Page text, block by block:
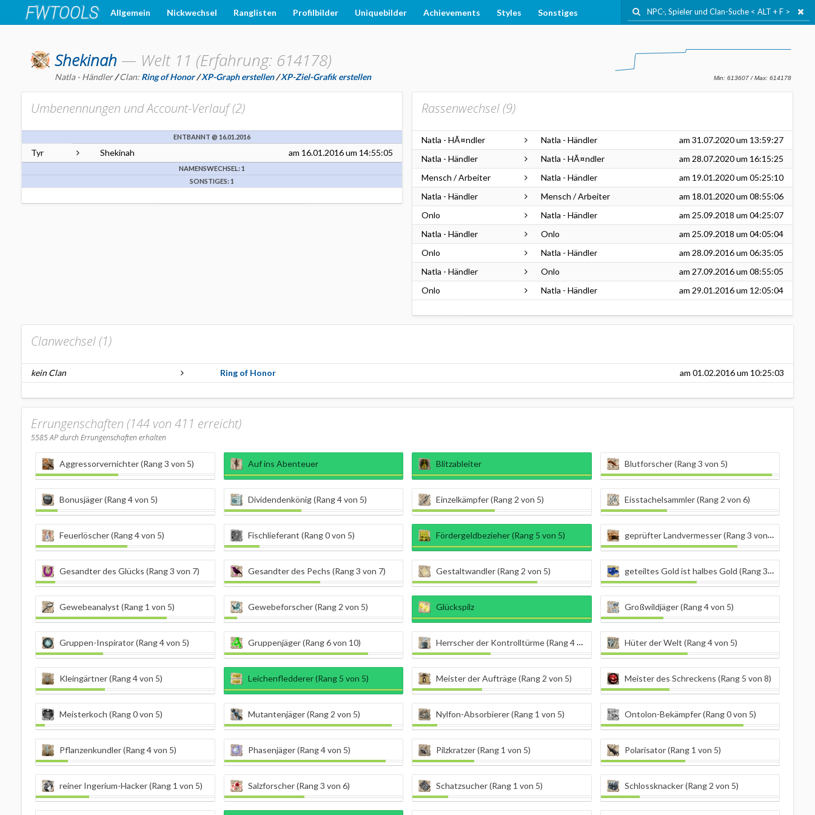
Allgemein Nickwechsel Ranglisten Profilbilder Uniquebilder Achievements Styles Sonstiges
Shekinah — Welt 11 (Erfahrung: 614178)
Natla - Händler/Clan: Ring of Honor /XP-Graph erstellen/XP-Ziel-Grafik erstellen
Umbenennungen und Account-Verlauf (2)
ENTBANNT @ 16.01.2016
Tyr Shekinah am 16.01.2016um 14:55:05
NAMENSWECHSEL: 1
SONSTIGES: 1
Rassenwechsel (9)
Natla - HÃ¤ndler Natla - Händler am 31.07.2020um 13:59:27
Natla - Händler
Natla - HÃ¤ndler am 28.07.2020um 16:15:25
Mensch / Arbeiter
Natla - Händler am 19.01.2020um 05:25:10
Natla - Händler
Mensch / Arbeiter am 18.01.2020um 08:55:06
Onlo
Natla - Händler am 25.09.2018 um 04:25:07
Natla - Händler
Onlo am 25.09.2018 um 04:05:04
Onlo
Natla - Händler am 28.09.2016um 06:35:05
Natla - Händler
Onlo am 27.09.2016um 08:55:05
Onlo
Natla - Händler am 29.01.2016um 12:05:04
Clanwechsel (1)
kein Clan Ring of Honor am 01.02.2016um 10:25:03
Errungenschaften (144 von 411 erreicht)
5585AP durch Errungenschaften erhalten
Aggressorvernichter (Rang 3 von 5) Auf ins Abenteuer Blitzableiter Blutforscher (Rang 3 von 5)
Bonusjäger (Rang 4 von 5) Dividendenkönig (Rang 4 von 5) Einzelkämpfer (Rang 2 von 5) Eisstachelsammler (Rang 2 von 6)
Feuerlöscher (Rang 4 von 5) Fischlieferant (Rang 0 von 5) Fördergeldbezieher (Rang 5 von 5) geprüfter Landvermesser (Rang 3 von 5)
Gesandter des Glücks (Rang 3 von 7) Gesandter des Pechs (Rang 3 von 7) Gestaltwandler (Rang 2 von 5) geteiltes Gold ist halbes Gold (Rang 3 von 9)
Gewebeanalyst (Rang 1 von 5) Gewebeforscher (Rang 2 von 5) Glückspilz Großwildjäger (Rang 4 von 5)
Gruppen-Inspirator (Rang 4 von 5) Gruppenjäger (Rang 6 von 10) Herrscher der Kontrolltürme (Rang 4 von 5) Hüter der Welt (Rang 4 von 5)
Kleingärtner (Rang 4 von 5) Leichenfledderer (Rang 5 von 5) Meister der Aufträge (Rang 2 von 5) Meister des Schreckens (Rang 5 von 8)
Meisterkoch (Rang 0 von 5) Mutantenjäger (Rang 2 von 5) Nylfon-Absorbierer (Rang 1 von 5) Ontolon-Bekämpfer (Rang 0 von 5)
Pflanzenkundler (Rang 4 von 5) Phasenjäger (Rang 4 von 5) Pilzkratzer (Rang 1 von 5) Polarisator (Rang 1 von 5)
reiner Ingerium-Hacker (Rang 1 von 5) Salzforscher (Rang 3 von 6) Schatzsucher (Rang 1 von 5) Schlossknacker (Rang 2 von 5)